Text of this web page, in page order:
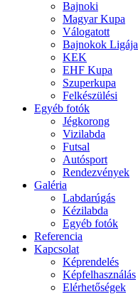
Bajnoki
Magyar Kupa
Válogatott
Bajnokok Ligája
KEK
EHF Kupa
Szuperkupa
Felkészülési
Egyéb fotók
Jégkorong
Vizilabda
Futsal
Autósport
Rendezvények
Galéria
Labdarúgás
Kézilabda
Egyéb fotók
Referencia
Kapcsolat
Képrendelés
Képfelhasználás
Elérhetőségek